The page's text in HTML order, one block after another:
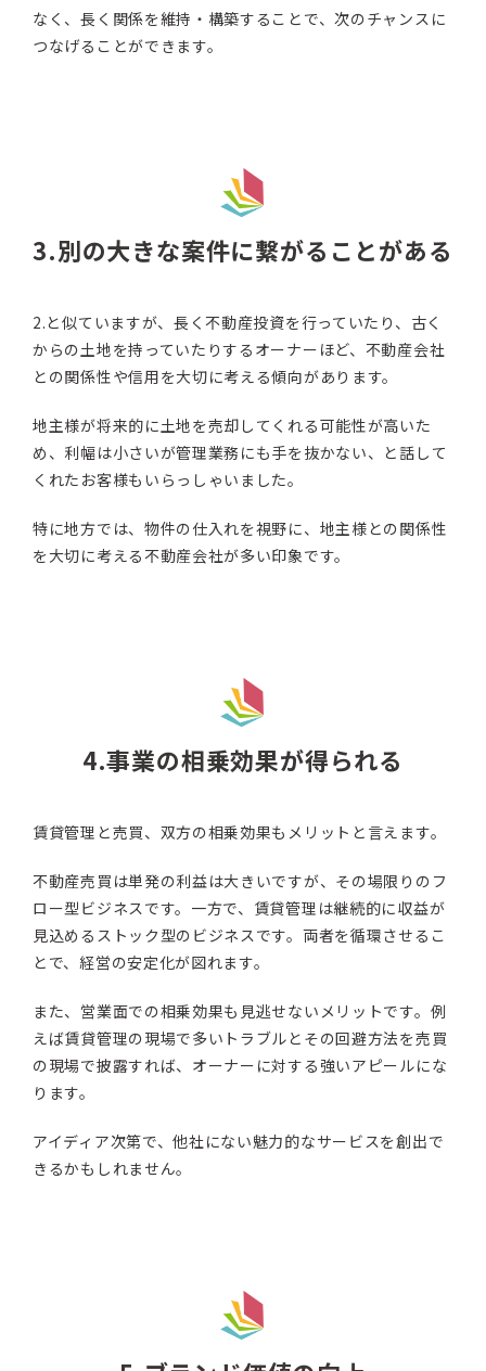
なく、長く関係を維持・構築することで、次のチャンスに
つなげることができます。
3.別の大きな案件に繋がることがある
2.と似ていますが、長く不動産投資を行っていたり、古く
からの土地を持っていたりするオーナーほど、不動産会社
との関係性や信用を大切に考える傾向があります。
地主様が将来的に土地を売却してくれる可能性が高いた
め、利幅は小さいが管理業務にも手を抜かない、と話して
くれたお客様もいらっしゃいました。
特に地方では、物件の仕入れを視野に、地主様との関係性
を大切に考える不動産会社が多い印象です。
4.事業の相乗効果が得られる
賃貸管理と売買、双方の相乗効果もメリットと言えます。
不動産売買は単発の利益は大きいですが、その場限りのフ
ロー型ビジネスです。一方で、賃貸管理は継続的に収益が
見込めるストック型のビジネスです。両者を循環させるこ
とで、経営の安定化が図れます。
また、営業面での相乗効果も見逃せないメリットです。例
えば賃貸管理の現場で多いトラブルとその回避方法を売買
の現場で披露すれば、オーナーに対する強いアピールにな
ります。
アイディア次第で、他社にない魅力的なサービスを創出で
きるかもしれません。